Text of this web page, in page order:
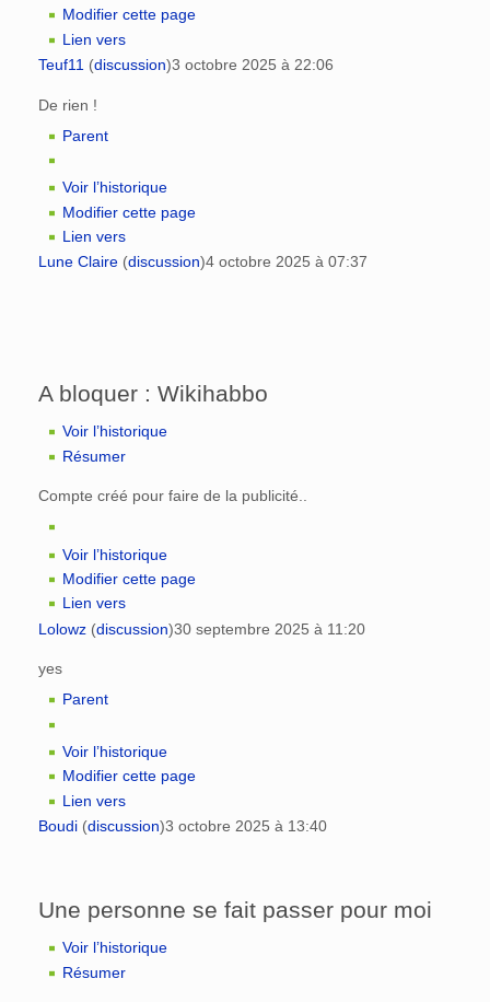
Modifier cette page
Lien vers
Teuf11 (discussion)3 octobre 2025 à 22:06
De rien !
Parent
Voir l’historique
Modifier cette page
Lien vers
Lune Claire (discussion)4 octobre 2025 à 07:37
A bloquer : Wikihabbo
Voir l’historique
Résumer
Compte créé pour faire de la publicité..
Voir l’historique
Modifier cette page
Lien vers
Lolowz (discussion)30 septembre 2025 à 11:20
yes
Parent
Voir l’historique
Modifier cette page
Lien vers
Boudi (discussion)3 octobre 2025 à 13:40
Une personne se fait passer pour moi
Voir l’historique
Résumer